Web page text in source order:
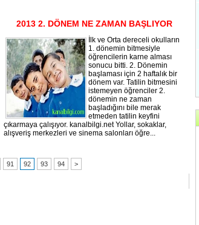
2013 2. DÖNEM NE ZAMAN BAŞLIYOR
İlk ve Orta dereceli okulların
1. dönemin bitmesiyle
öğrencilerin karne alması
sonucu bitti. 2. Dönemin
başlaması için 2 haftalık bir
dönem var. Tatilin bitmesini
istemeyen öğrenciler 2.
dönemin ne zaman
başladığını bile merak
etmeden tatilin keyfini
çıkarmaya çalışıyor. kanalbilgi.net Yollar, sokaklar,
alışveriş merkezleri ve sinema salonları öğre...
91 92 93 94 >